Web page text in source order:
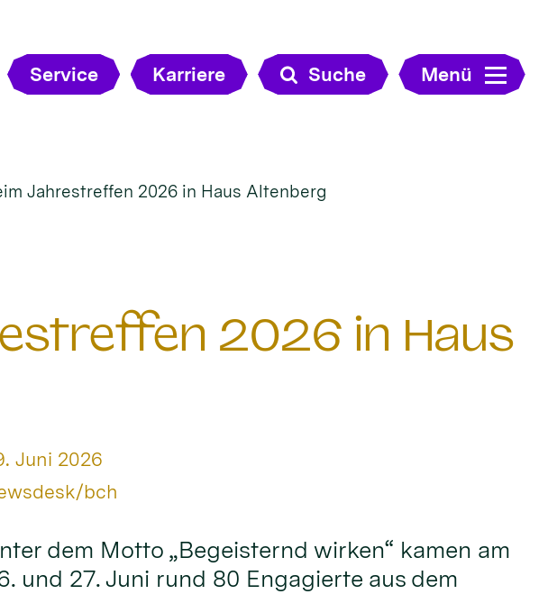
Service Karriere Suche Menü
Jahrestreffen 2026 in Haus Altenberg
2026 in Haus
Juni 2026
bch
dem Motto „Begeisternd wirken“ kamen am
und 27. Juni rund 80 Engagierte aus dem